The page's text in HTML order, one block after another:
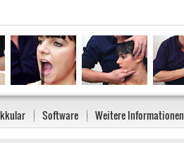
Software Weitere Informationen